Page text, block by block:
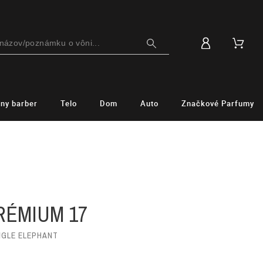
barber Telo Dom Auto Značkové Parfumy
17
ELEPHANT